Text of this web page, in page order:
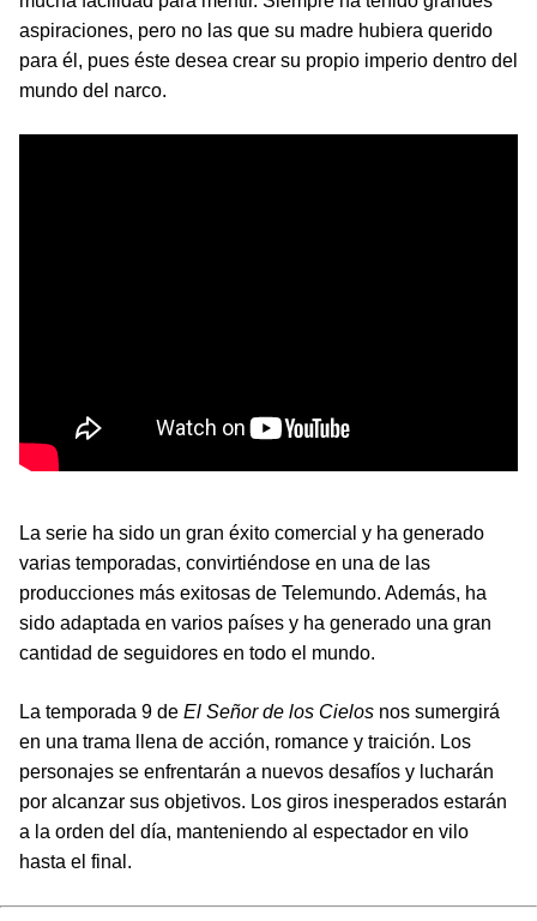
aspiraciones, pero no las que su madre hubiera querido
para él, pues éste desea crear su propio imperio dentro del
mundo del narco.
La serie ha sido un gran éxito comercial y ha generado
varias temporadas, convirtiéndose en una de las
producciones más exitosas de Telemundo. Además, ha
sido adaptada en varios países y ha generado una gran
cantidad de seguidores en todo el mundo.
La temporada 9 de El Señor de los Cielos nos sumergirá
en una trama llena de acción, romance y traición. Los
personajes se enfrentarán a nuevos desafíos y lucharán
por alcanzar sus objetivos. Los giros inesperados estarán
a la orden del día, manteniendo al espectador en vilo
hasta el final.